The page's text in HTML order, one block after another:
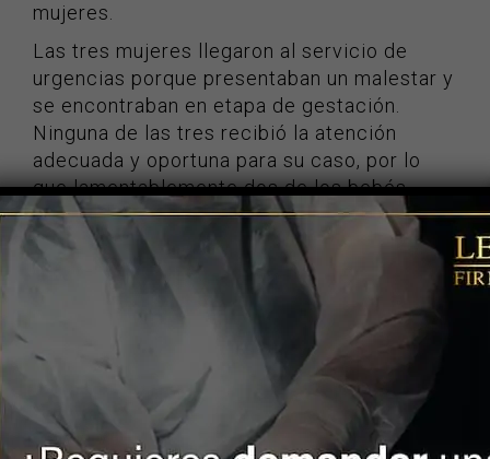
mujeres.
Las tres mujeres llegaron al servicio de
urgencias porque presentaban un malestar y
se encontraban en etapa de gestación.
Ninguna de las tres recibió la atención
adecuada y oportuna para su caso, por lo
que lamentablemente dos de los bebés
perdieron la vida, y en el tercer caso se
logró hacer una cesárea que salvó la vida
del bebé, pero la madre comenzó a
presentar más complicaciones y falleció.
¡CONTÁCTENOS!